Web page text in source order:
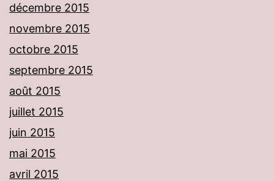
décembre 2015
novembre 2015
octobre 2015
septembre 2015
août 2015
juillet 2015
juin 2015
mai 2015
avril 2015